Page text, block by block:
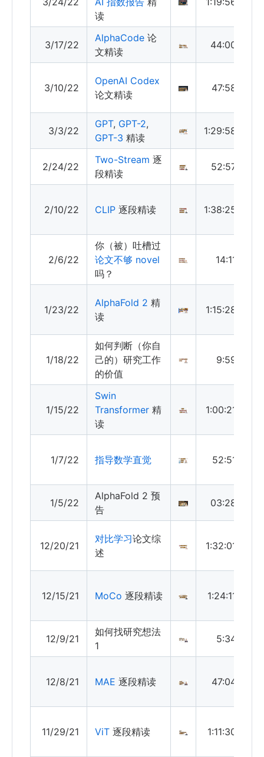
读
3/17/22
AlphaCode 论
文精读
44:00
3/10/22
OpenAI Codex
论文精读
47:58
3/3/22
GPT, GPT-2,
GPT-3 精读
1:29:58
2/24/22
Two-Stream 逐
段精读
52:57
2/10/22 CLIP 逐段精读 1:38:25
2/6/22
你（被）吐槽过
论文不够 novel
吗？
14:11
1/23/22
AlphaFold 2 精
读
1:15:28
1/18/22
如何判断（你自
己的）研究工作
的价值
9:59
1/15/22
Swin
Transformer 精
读
1:00:21
1/7/22 指导数学直觉 52:51
1/5/22
AlphaFold 2 预
告
03:28
12/20/21
对比学习论文综
述
1:32:01
12/15/21 MoCo 逐段精读 1:24:11
12/9/21
如何找研究想法
1
5:34
12/8/21 MAE 逐段精读 47:04
11/29/21 ViT 逐段精读 1:11:30